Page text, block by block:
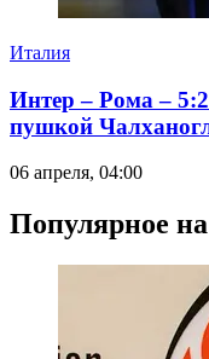
Италия
Интер – Рома –
пушкой
06 апреля, 04:00
Популярное